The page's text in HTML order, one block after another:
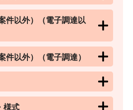
件以外）（電子調達以
件以外）（電子調達）
様式